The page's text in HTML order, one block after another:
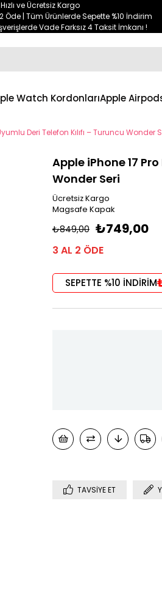
Hızlı ve Ücretsiz Kargo
Öde | Tüm Ürünlerde Sepette %10 İndirim
Vade Farksız 4 Taksit İmkanı !
Watch KordonlarıApple Airpods
Deri Telefon Kılıfı – Turuncu Wonder
Apple iPhone 17
Wonder Seri
Ücretsiz Kargo
Magsafe Kapak
₺849,00 ₺749,00
3 AL 2 ÖDE
SEPETTE %10 İNDİRİM
TAVSIYE ET